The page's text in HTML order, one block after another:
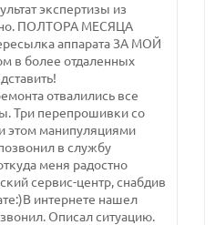
экспертизы из
ПОЛТОРА МЕСЯЦА
аппарата ЗА МОЙ
в более отдаленных
отвалились все
Три перепрошивки со
этом манипуляциями
в службу
меня радостно
сервис-центр, снабдив
интернете нашел
Описал ситуацию.